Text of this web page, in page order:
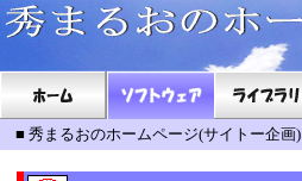
■ 秀まるおのホームページ(サイトー企画)